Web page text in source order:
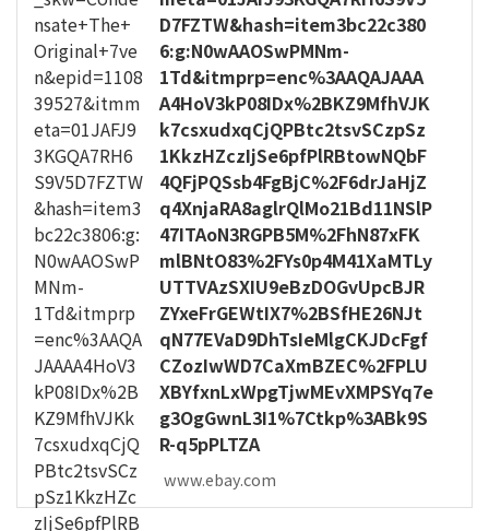
D7FZTW&hash=item3bc22c380
6:g:N0wAAOSwPMNm-
1Td&itmprp=enc%3AAQAJAAA
A4HoV3kP08IDx%2BKZ9MfhVJK
k7csxudxqCjQPBtc2tsvSCzpSz
1KkzHZczIjSe6pfPlRBtowNQbF
4QFjPQSsb4FgBjC%2F6drJaHjZ
q4XnjaRA8aglrQlMo21Bd11NSlP
47ITAoN3RGPB5M%2FhN87xFK
mlBNtO83%2FYs0p4M41XaMTLy
UTTVAzSXIU9eBzDOGvUpcBJR
ZYxeFrGEWtIX7%2BSfHE26NJt
qN77EVaD9DhTsIeMlgCKJDcFgf
CZozIwWD7CaXmBZEC%2FPLU
XBYfxnLxWpgTjwMEvXMPSYq7e
g3OgGwnL3I1%7Ctkp%3ABk9S
R-q5pPLTZA
www.ebay.com